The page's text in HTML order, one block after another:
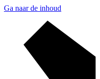
Ga naar de inhoud